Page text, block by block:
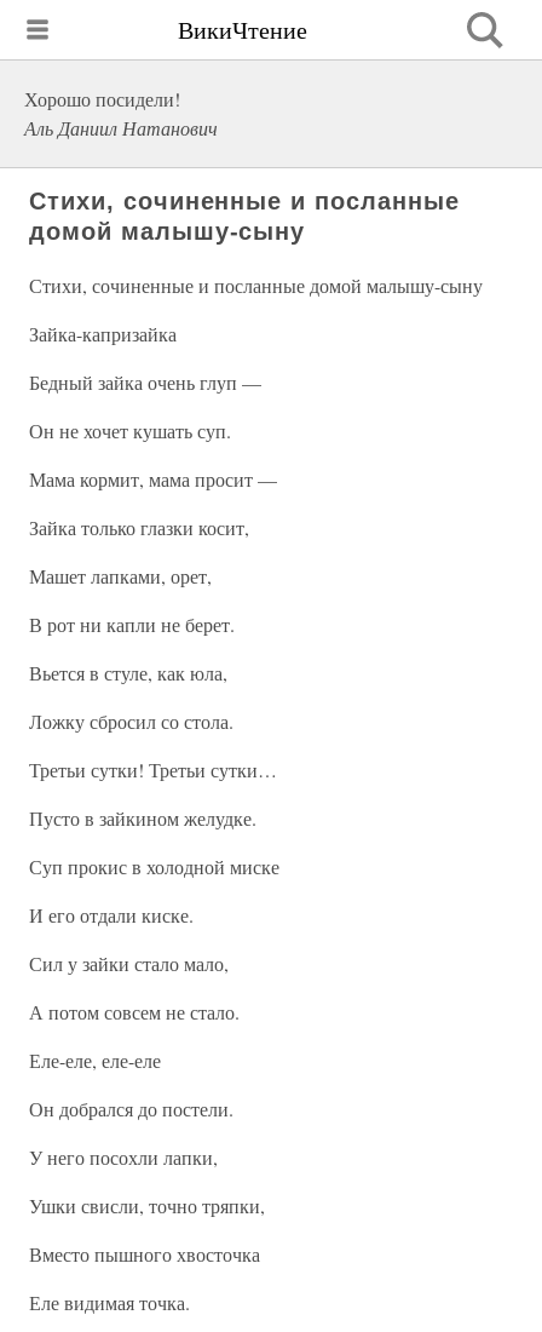
ВикиЧтение
Хорошо посидели!
Аль Даниил Натанович
Стихи, сочиненные и посланные
домой малышу-сыну
Стихи, сочиненные и посланные домой малышу-сыну
Зайка-капризайка
Бедный зайка очень глуп —
Он не хочет кушать суп.
Мама кормит, мама просит —
Зайка только глазки косит,
Машет лапками, орет,
В рот ни капли не берет.
Вьется в стуле, как юла,
Ложку сбросил со стола.
Третьи сутки! Третьи сутки…
Пусто в зайкином желудке.
Суп прокис в холодной миске
И его отдали киске.
Сил у зайки стало мало,
А потом совсем не стало.
Еле-еле, еле-еле
Он добрался до постели.
У него посохли лапки,
Ушки свисли, точно тряпки,
Вместо пышного хвосточка
Еле видимая точка.